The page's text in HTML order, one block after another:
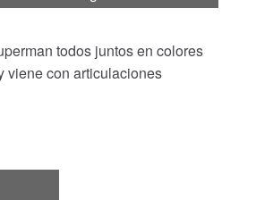
todos juntos en colores
viene con articulaciones